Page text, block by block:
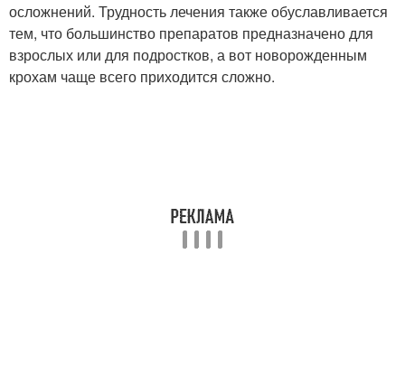
осложнений. Трудность лечения также обуславливается
тем, что большинство препаратов предназначено для
взрослых или для подростков, а вот новорожденным
крохам чаще всего приходится сложно.